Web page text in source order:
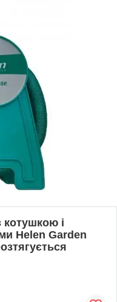
і
Helen Garden